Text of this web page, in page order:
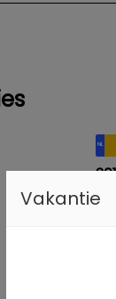
NL
Vakantie